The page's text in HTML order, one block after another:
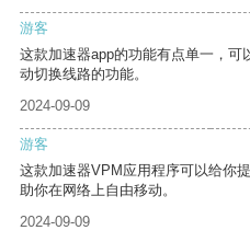
游客
这款加速器app的功能有点单一，可
动切换线路的功能。
2024-09-09
游客
这款加速器VPM应用程序可以给你
助你在网络上自由移动。
2024-09-09